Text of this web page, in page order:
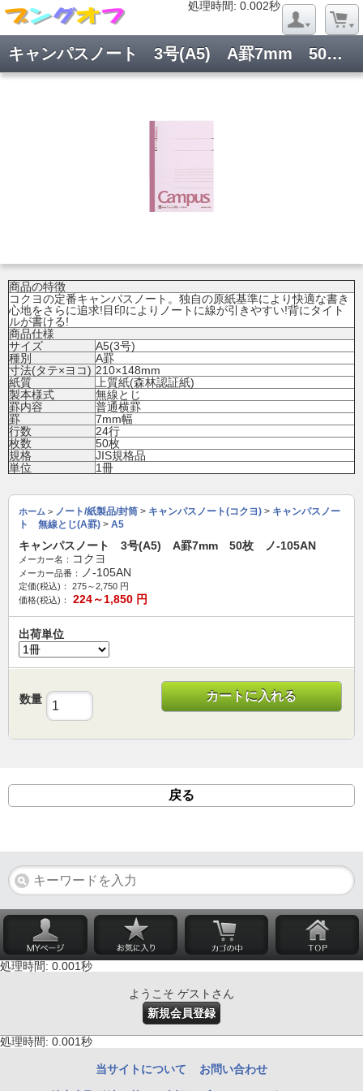
処理時間: 0.002秒
キャンパスノート 3号(A5) A罫7mm 50枚 ノ-105AN
商品の特徴
コクヨの定番キャンパスノート。独自の原紙基準により快適な書き
心地をさらに追求!目印によりノートに線が引きやすい!背にタイト
ルが書ける!
商品仕様
サイズ
A5(3号)
種別
A罫
寸法(タテ×ヨコ) 210×148mm
紙質
上質紙(森林認証紙)
製本様式
無線とじ
罫内容
普通横罫
罫
7mm幅
行数
24行
枚数
50枚
規格
JIS規格品
単位
1冊
ホーム > ノート/紙製品/封筒 > キャンパスノート(コクヨ) > キャンパスノー
ト 無線とじ(A罫) > A5
キャンパスノート 3号(A5) A罫7mm 50枚 ノ-105AN
メーカー名： コクヨ
メーカー品番： ノ-105AN
定価(税込)： 275～2,750 円
価格(税込)：
224～1,850 円
出荷単位
数量 カートに入れる
戻る
処理時間: 0.001秒
ようこそ ゲストさん
新規会員登録
処理時間: 0.001秒
当サイトについて お問い合わせ
処理時間: 0.020秒